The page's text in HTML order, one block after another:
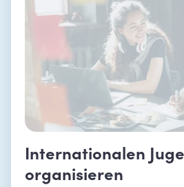
Internationalen
organisieren